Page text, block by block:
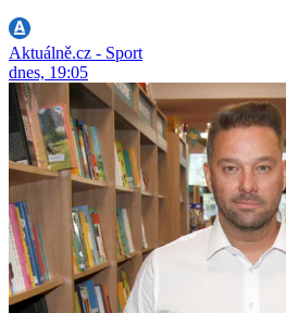
Aktuálně.cz - Sport
dnes, 19:05